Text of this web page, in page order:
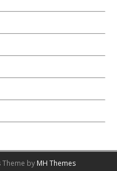
by MH Themes